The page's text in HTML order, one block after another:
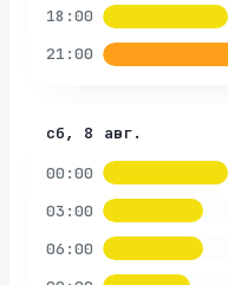
18:00
21:00
сб, 8 авг.
00:00
03:00
06:00